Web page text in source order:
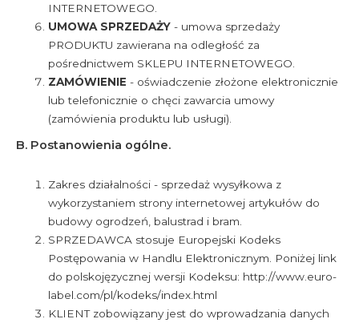
INTERNETOWEGO.
UMOWA SPRZEDAŻY - umowa sprzedaży
PRODUKTU zawierana na odległość za
pośrednictwem SKLEPU INTERNETOWEGO.
ZAMÓWIENIE - oświadczenie złożone elektronicznie
lub telefonicznie o chęci zawarcia umowy
(zamówienia produktu lub usługi).
B. Postanowienia ogólne.
Zakres działalności - sprzedaż wysyłkowa z
wykorzystaniem strony internetowej artykułów do
budowy ogrodzeń, balustrad i bram.
SPRZEDAWCA stosuje Europejski Kodeks
Postępowania w Handlu Elektronicznym. Poniżej link
do polskojęzycznej wersji Kodeksu: http://www.euro-
label.com/pl/kodeks/index.html
KLIENT zobowiązany jest do wprowadzania danych